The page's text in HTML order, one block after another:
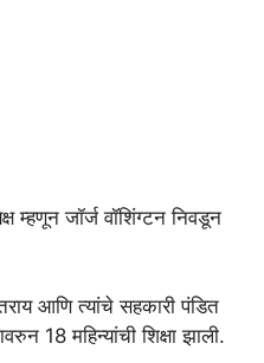
म्हणून जॉर्ज वॉशिंग्टन निवडून
आणि त्यांचे सहकारी पंडित
18 महिन्यांची शिक्षा झाली.